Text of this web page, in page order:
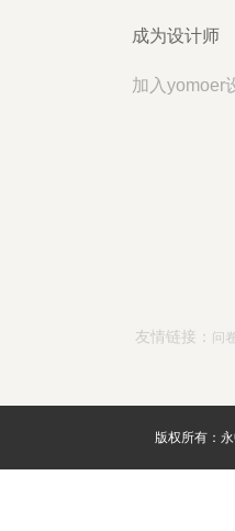
成为设计师
加入yomoer
友情链接： 问
版权所有：